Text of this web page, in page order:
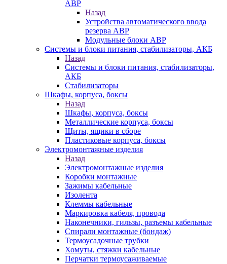
АВР
Назад
Устройства автоматического ввода
резерва АВР
Модульные блоки АВР
Системы и блоки питания, стабилизаторы, АКБ
Назад
Системы и блоки питания, стабилизаторы,
АКБ
Стабилизаторы
Шкафы, корпуса, боксы
Назад
Шкафы, корпуса, боксы
Металлические корпуса, боксы
Щиты, ящики в сборе
Пластиковые корпуса, боксы
Электромонтажные изделия
Назад
Электромонтажные изделия
Коробки монтажные
Зажимы кабельные
Изолента
Клеммы кабельные
Маркировка кабеля, провода
Наконечники, гильзы, разъемы кабельные
Спирали монтажные (бондаж)
Термоусадочные трубки
Хомуты, стяжки кабельные
Перчатки термоусаживаемые